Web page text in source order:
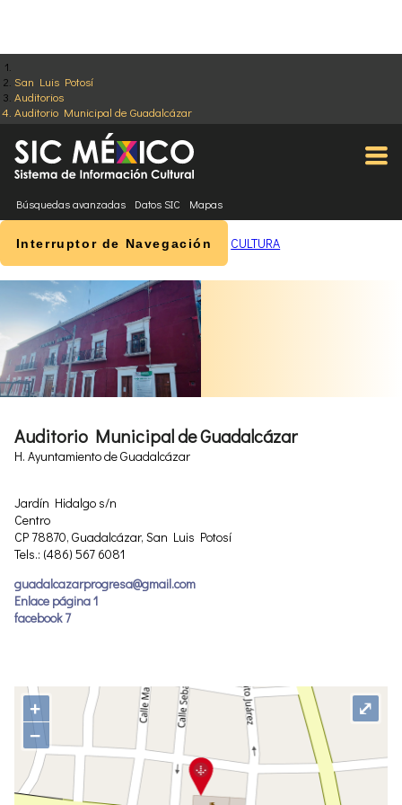
San Luis Potosí
Auditorios
Auditorio Municipal de Guadalcázar
Búsquedas avanzadas Datos SIC Mapas
Interruptor de Navegación CULTURA
Auditorio Municipal de Guadalcázar
H. Ayuntamiento de Guadalcázar
Jardín Hidalgo s/n
Centro
CP 78870, Guadalcázar, San Luis Potosí
Tels.: (486) 567 6081
guadalcazarprogresa@gmail.com
Enlace página 1
facebook 7
+
−
⤢